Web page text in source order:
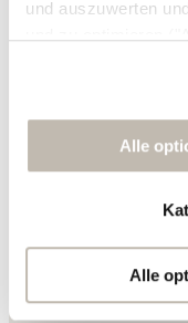
und auszuwerten
zu erstellen, um
Sie erneut mit
Werbekampagnen
Ihre Daten werden
der
Sie auf "Kategorien
Alle
Alle